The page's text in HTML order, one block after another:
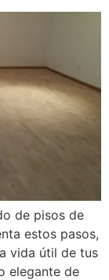
de pisos de
estos pasos,
vida útil de tus
elegante de